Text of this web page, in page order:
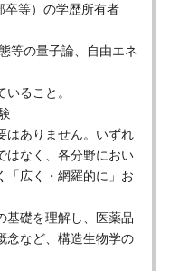
卒等）の学歴所有者
等の量子論、自由エネ
ること。
はありません。いずれ
はなく、各分野におい
「広く・網羅的に」お
基礎を理解し、医薬品
念など、構造生物学の